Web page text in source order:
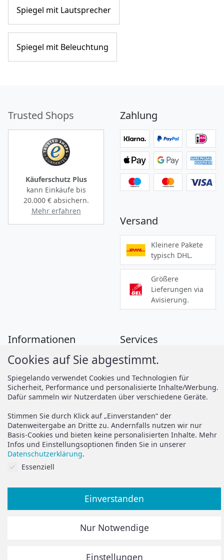
Spiegel mit Lautsprecher
Spiegel mit Beleuchtung
Trusted Shops
Käuferschutz Plus
kann Einkäufe bis
20.000 €absichern.
Mehr erfahren
Zahlung
Versand
Kleinere Pakete
typisch DHL.
Größere
Lieferungen via
Avisierung.
Informationen
Zahlung
Versand
AGB
Vertrag widerrufen
Datenschutz
Impressum
Services
Montageanleitungen
Spiegelando Magazin
Support
Brauchen Sie Hilfe oder
haben Sie Fragen?
Die durchgestrichenen Preise entsprechen dem bisherigen
© Spiegelando 2024
Cookies auf Sie abgestimmt.
Spiegelando verwendet Cookies und Technologien für
Sicherheit, Performance und personalisierte Inhalte/Werbung.
Dafür sammeln wir Nutzerdaten über verschiedene Geräte.
Stimmen Sie durch Klick auf „Einverstanden“ der
Datenweitergabe an Dritte zu. Andernfalls nutzen wir nur
Basis-Cookies und bieten keine personalisierten Inhalte. Mehr
Infos und Einstellungsoptionen finden Sie in unserer
Datenschutzerklärung.
Cookies auf Sie abgestimmt.
Essenziell
Einverstanden
Nur Notwendige
Einstellungen